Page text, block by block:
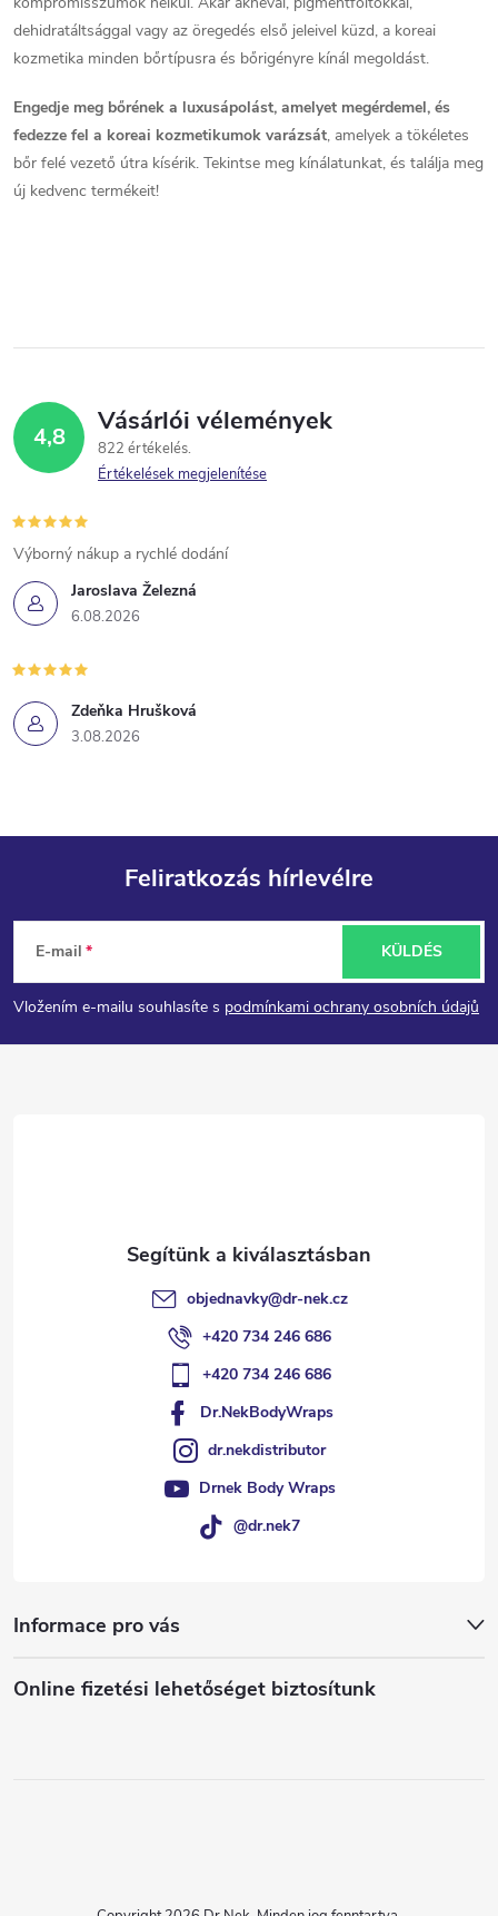
e
m
e
i
dehidratáltsággal vagy az öregedés első jeleivel küzd, a koreai
kozmetika minden bőrtípusra és bőrigényre kínál megoldást.
Engedje meg bőrének a luxusápolást, amelyet megérdemel, és
fedezze fel a koreai kozmetikumok varázsát, amelyek a tökéletes
bőr felé vezető útra kísérik. Tekintse meg kínálatunkat, és találja meg
új kedvenc termékeit!
4,8 Vásárlói vélemények
822 értékelés
Értékelések megjelenítése
Jaroslava Železná
6.08.2026
Výborný nákup a rychlé dodání
Zdeňka Hrušková
3.08.2026
L
á
b
Feliratkozás hírlevélre
E-mail
Vložením e-mailu souhlasíte s podmínkami ochrany osobních údajů
KÜLDÉS
objednavky@dr-nek.cz
+420 734 246 686
+420 734 246 686
Dr.NekBodyWraps
dr.nekdistributor
Drnek Body Wraps
@dr.nek7
Informace pro vás
Online fizetési lehetőséget biztosítunk